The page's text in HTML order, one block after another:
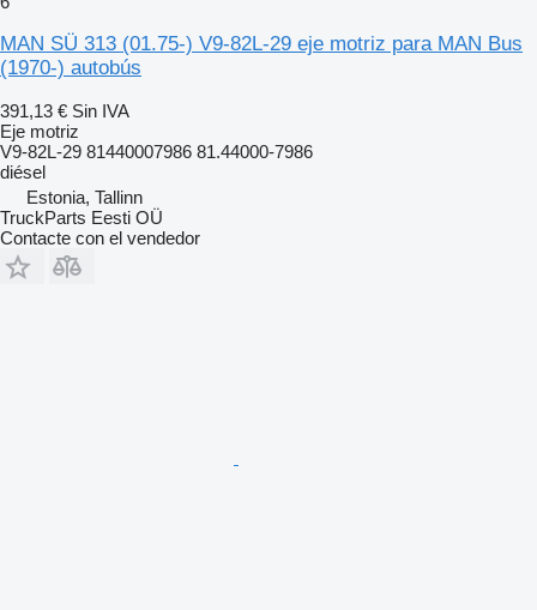
MAN SÜ 313 (01.75-) V9-82L-29 eje motriz para MAN Bus
(1970-) autobús
391,13 € Sin IVA
Eje motriz
V9-82L-29 81440007986 81.44000-7986
diésel
Estonia, Tallinn
TruckParts Eesti OÜ
Contacte con el vendedor